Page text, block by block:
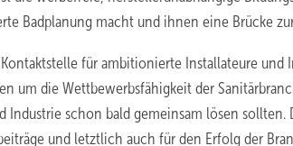
Badplanung macht und ihnen eine Brücke
für ambitionierte Installateure
um die Wettbewerbsfähigkeit der
Industrie schon bald gemeinsam lösen
und letztlich auch für den Erfolg der